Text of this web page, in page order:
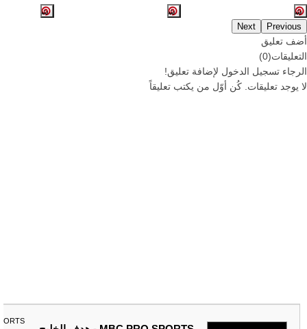
Previous
Next
أضف تعليق
التعليقات(
0
)
الرجاء تسجيل الدخول لإضافة تعليق!
لا يوجد تعليقات. كُن أوّل من يكتب تعليقاً